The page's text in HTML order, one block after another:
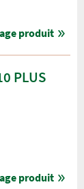
produit
PLUS
produit